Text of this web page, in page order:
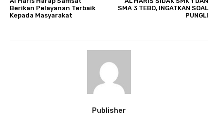
Berikan Pelayanan Terbaik
Kepada Masyarakat
SMA 3 TEBO, INGATKAN SOAL
PUNGLI
Publisher